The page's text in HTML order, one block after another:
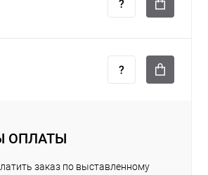
ОПЛАТЫ
заказ по выставленному